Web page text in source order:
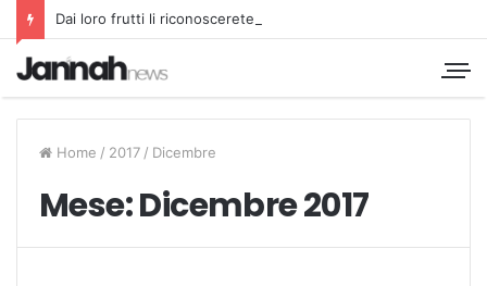
Dai loro frutti li riconoscerete
Home / 2017 / Dicembre
Mese:Dicembre 2017